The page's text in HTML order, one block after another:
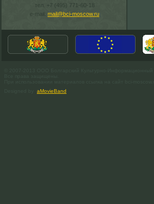
тел. +7 (495) 771-60-18
e-mail: mail@bci-moscow.ru
aMovieBand